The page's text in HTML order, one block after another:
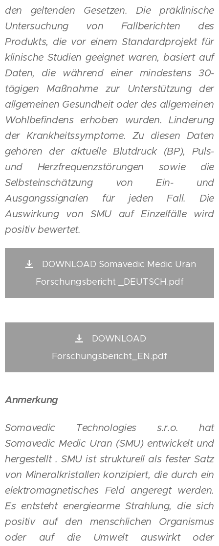
den geltenden Gesetzen. Die präklinische
Untersuchung von Fallberichten des
Produkts, die vor einem Standardprojekt für
klinische Studien geeignet waren, basiert auf
Daten, die während einer mindestens 30-
tägigen Maßnahme zur Unterstützung der
allgemeinen Gesundheit oder des allgemeinen
Wohlbefindens erhoben wurden. Linderung
der Krankheitssymptome. Zu diesen Daten
gehören der aktuelle Blutdruck (BP), Puls-
und Herzfrequenzstörungen sowie die
Selbsteinschätzung von Ein- und
Ausgangssignalen für jeden Fall. Die
Auswirkung von SMU auf Einzelfälle wird
positiv bewertet.
DOWNLOAD Somavedic Medic Uran
Forschungsbericht _DEUTSCH.pdf
DOWNLOAD
Forschungsbericht_EN.pdf
Anmerkung
Somavedic Technologies s.r.o. hat
Somavedic Medic Uran (SMU) entwickelt und
hergestellt . SMU ist strukturell als fester Satz
von Mineralkristallen konzipiert, die durch ein
elektromagnetisches Feld angeregt werden.
Es entsteht energiearme Strahlung, die sich
positiv auf den menschlichen Organismus
oder auf die Umwelt auswirkt oder